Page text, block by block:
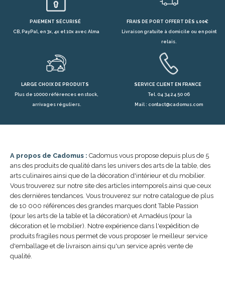
PAIEMENT SÉCURISÉ
CB, PayPal, en 3x, 4x et 10x avec Alma
FRAIS DE PORT OFFERT DÈS 100€
Livraison gratuite à domicile ou en point
relais.
LARGE CHOIX DE PRODUITS
Plus de 10000 références en stock,
arrivages réguliers.
SERVICE CLIENT EN FRANCE
Tel. 04 34 24 50 06
Mail : contact@cadomus.com
A propos de Cadomus : Cadomus vous propose depuis plus de 5
ans des produits de qualité dans les univers des arts de la table, des
arts culinaires ainsi que de la décoration d'intérieur et du mobilier.
Vous trouverez sur notre site des articles intemporels ainsi que ceux
des dernières tendances. Vous trouverez sur notre catalogue de plus
de 10 000 références des grandes marques dont Table Passion
(pour les arts de la table et la décoration) et Amadéus (pour la
décoration et le mobilier). Notre expérience dans l'expédition de
produits fragiles nous permet de vous proposer le meilleur service
d'emballage et de livraison ainsi qu'un service après vente de
qualité.